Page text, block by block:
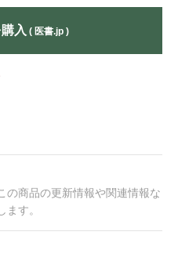
入 ( 医書.jp )
の商品の更新情報や関連情報な
す。